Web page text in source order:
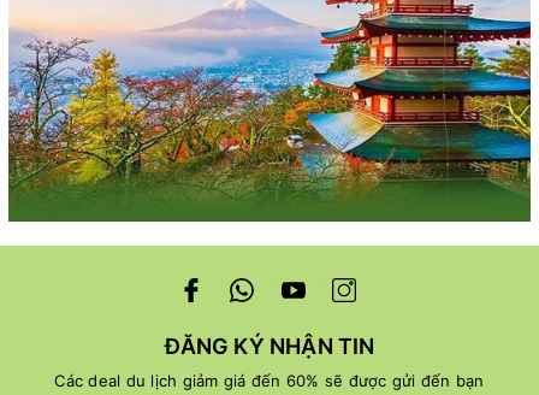
ĐĂNG KÝ NHẬN TIN
Các deal du lịch giảm giá đến 60% sẽ được gửi đến bạn